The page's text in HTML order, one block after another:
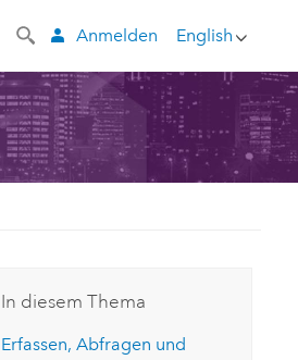
English
Anmelden
In diesem Thema
Erfassen, Abfragen und